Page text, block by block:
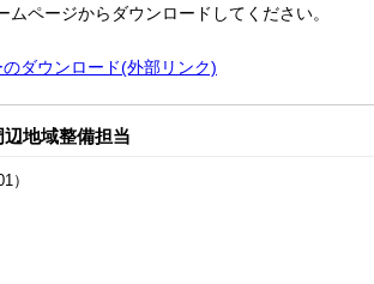
ページからダウンロードしてください。
ダウンロード(外部リンク)
地域整備担当
）